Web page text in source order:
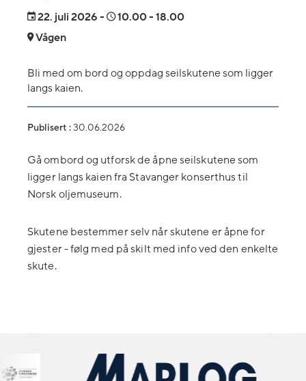
22. juli 2026 - 10.00- 18.00
Vågen
Bli med om bord og oppdag seilskutene som ligger
langs kaien.
Publisert : 30.06.2026
Gå ombord og utforsk de åpne seilskutene som
ligger langs kaien fra Stavanger konserthus til
Norsk oljemuseum.
Skutene bestemmer selv når skutene er åpne for
gjester - følg med på skilt med info ved den enkelte
skute.